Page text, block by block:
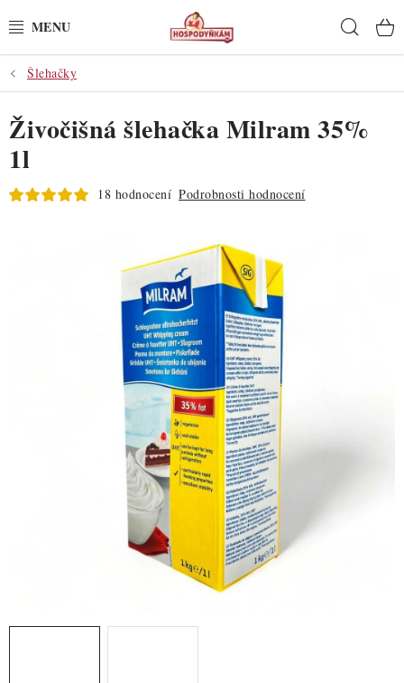
na
POTŘEBY
POMŮCKY
SUROVINY
DÁRKOVÉ POUKAZY
TÉMATICKÉ PRODUKTY
Šlehačky
Živočišná šlehačka Milram 35%
1l
18 hodnocení Podrobnosti hodnocení